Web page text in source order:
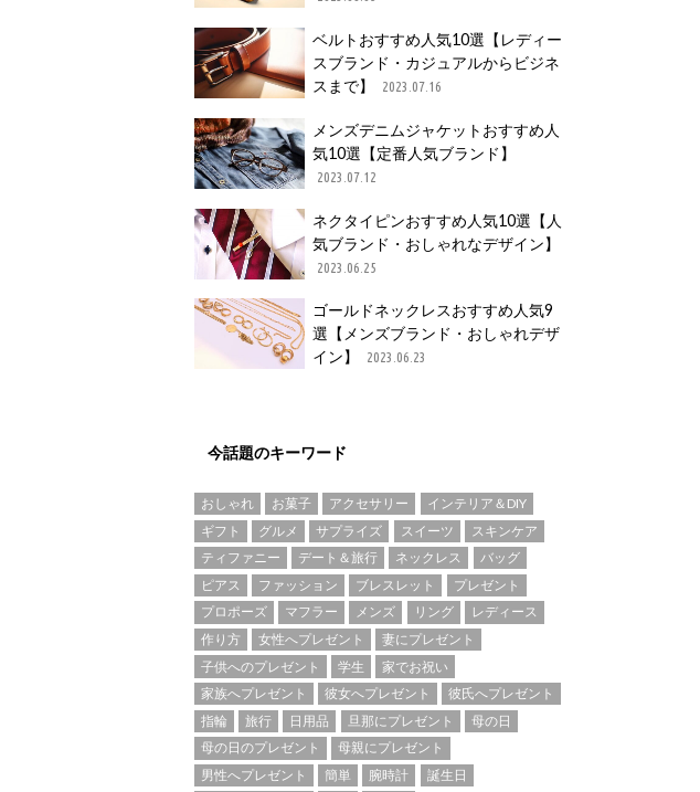
ベルトおすすめ人気10選【レディー
スブランド・カジュアルからビジネ
スまで】
2023.07.16
メンズデニムジャケットおすすめ人
気10選【定番人気ブランド】
2023.07.12
ネクタイピンおすすめ人気10選【人
気ブランド・おしゃれなデザイン】
2023.06.25
ゴールドネックレスおすすめ人気9
選【メンズブランド・おしゃれデザ
イン】
2023.06.23
今話題のキーワード
おしゃれ お菓子 アクセサリー
インテリア＆DIY
ギフト
グルメ サプライズ スイーツ
スキンケア
ティファニー
デート＆旅行 ネックレス
バッグ
ピアス
ファッション ブレスレット
プレゼント
プロポーズ
マフラー メンズ リング
レディース
作り方
女性へプレゼント
妻にプレゼント
子供へのプレゼント
学生
家でお祝い
家族へプレゼント
彼女へプレゼント
彼氏へプレゼント
指輪
旅行 日用品 旦那にプレゼント
母の日
母の日のプレゼント
母親にプレゼント
男性へプレゼント
簡単 腕時計
誕生日